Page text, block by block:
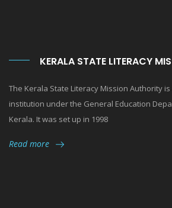
KERALA STATE LITERACY
The Kerala State Literacy Mission Authority
institution under the General Education
Kerala. It was set up in 1998
Read more